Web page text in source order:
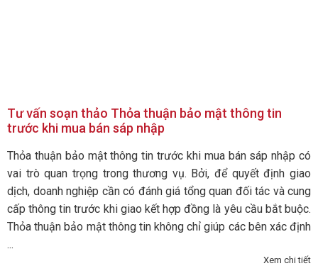
Tư vấn soạn thảo Thỏa thuận bảo mật thông tin
trước khi mua bán sáp nhập
Thỏa thuận bảo mật thông tin trước khi mua bán sáp nhập có
vai trò quan trọng trong thương vụ. Bởi, để quyết định giao
dịch, doanh nghiệp cần có đánh giá tổng quan đối tác và cung
cấp thông tin trước khi giao kết hợp đồng là yêu cầu bắt buộc.
Thỏa thuận bảo mật thông tin không chỉ giúp các bên xác định
...
Xem chi tiết